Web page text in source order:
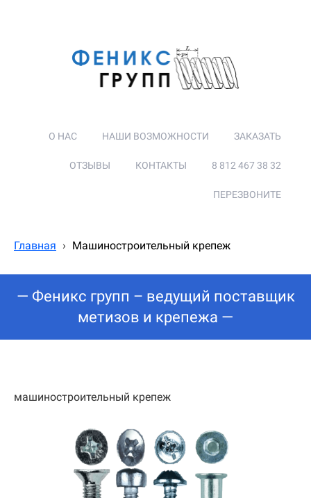
О НАС НАШИ ВОЗМОЖНОСТИ ЗАКАЗАТЬ
ОТЗЫВЫ КОНТАКТЫ 8 812 467 38 32
ПЕРЕЗВОНИТЕ
Главная › Машиностроительный крепеж
— Феникс групп – ведущий поставщик
метизов и крепежа —
машиностроительный крепеж